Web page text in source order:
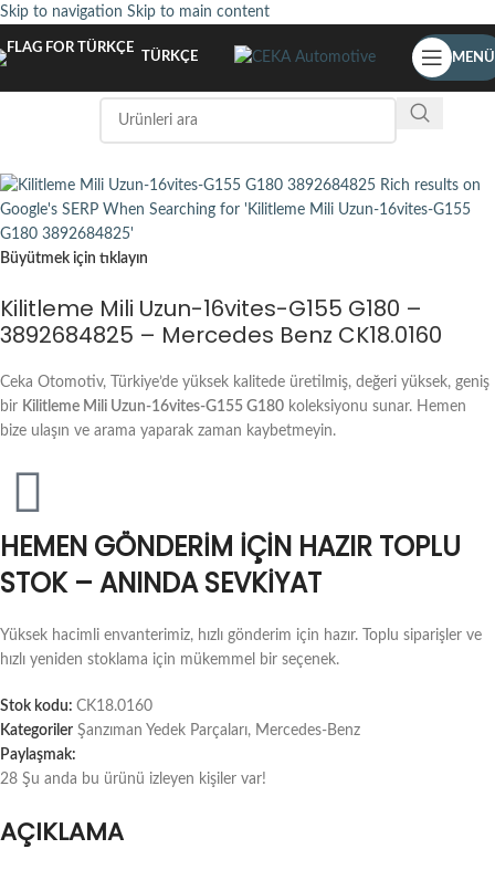
Skip to navigation Skip to main content
TÜRKÇE MENÜ
Büyütmek için tıklayın
Kilitleme Mili Uzun-16vites-G155 G180 –
3892684825 – Mercedes Benz CK18.0160
Ceka Otomotiv, Türkiye’de yüksek kalitede üretilmiş, değeri yüksek, geniş
bir Kilitleme Mili Uzun-16vites-G155 G180 koleksiyonu sunar. Hemen
bize ulaşın ve arama yaparak zaman kaybetmeyin.
HEMEN GÖNDERIM İÇIN HAZIR TOPLU
STOK – ANINDA SEVKIYAT
Yüksek hacimli envanterimiz, hızlı gönderim için hazır. Toplu siparişler ve
hızlı yeniden stoklama için mükemmel bir seçenek.
Stok kodu: CK18.0160
Kategoriler Şanzıman Yedek Parçaları, Mercedes-Benz
Paylaşmak:
28 Şu anda bu ürünü izleyen kişiler var!
AÇIKLAMA